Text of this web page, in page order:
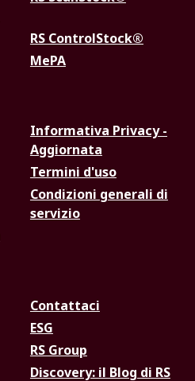
RS ControlStock®
MePA
Informativa Privacy -
Aggiornata
Termini d'uso
Condizioni generali di
servizio
Contattaci
ESG
RS Group
Discovery: il Blog di RS